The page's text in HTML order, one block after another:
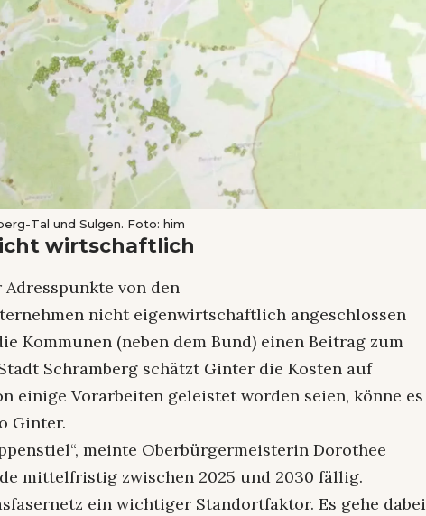
Tal und Sulgen. Foto: him
wirtschaftlich
von den
nicht eigenwirtschaftlich angeschlossen
Kommunen (neben dem Bund) einen Beitrag zum
Schramberg schätzt Ginter die Kosten auf
einige Vorarbeiten geleistet worden seien, könne es
Ginter.
meinte Oberbürgermeisterin Dorothee
mittelfristig zwischen 2025 und 2030 fällig.
ein wichtiger Standortfaktor. Es gehe dabei